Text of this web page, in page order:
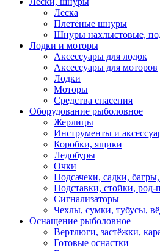
Леска
Плетёные шнуры
Шнуры нахлыстовые,
Лодки и моторы
Аксессуары для лодок
Аксессуары для моторов
Лодки
Моторы
Средства спасения
Оборудование рыболовное
Жерлицы
Инструменты и
Коробки, ящики
Ледобуры
Очки
Подсачеки, садки,
Подставки, стойки, род-
Сигнализаторы
Чехлы, сумки, тубусы,
Оснащение рыболовное
Вертлюги, застёжки,
Готовые оснастки